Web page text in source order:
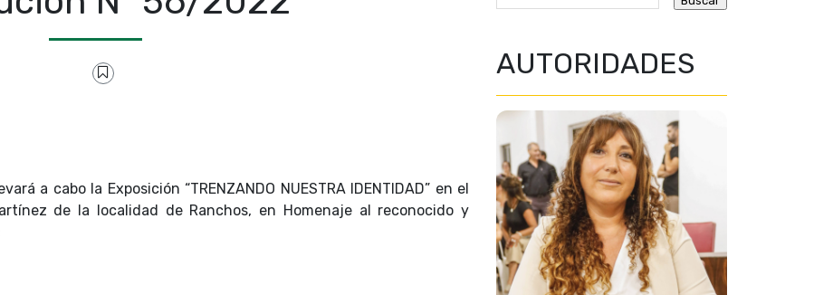
a cabo la Exposición “TRENZANDO NUESTRA IDENTIDAD” en el
de la localidad de Ranchos, en Homenaje al reconocido y
AUTORIDADES